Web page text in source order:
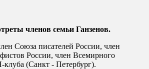
членов семьи Ганзенов.
Союза писателей России, член
России, член Всемирного
(Санкт - Петербург).